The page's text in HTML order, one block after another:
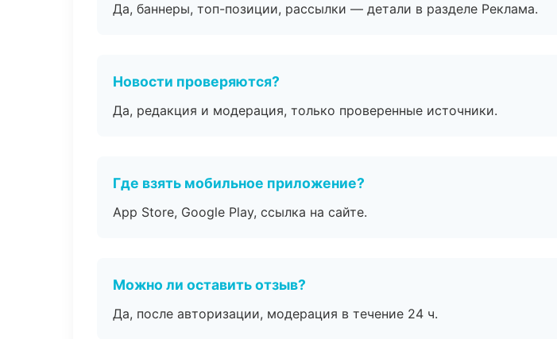
Да, баннеры, топ-позиции, рассылки — детали в разделе Реклама.
Новости проверяются?
Да, редакция и модерация, только проверенные источники.
Где взять мобильное приложение?
App Store, Google Play, ссылка на сайте.
Можно ли оставить отзыв?
Да, после авторизации, модерация в течение 24 ч.